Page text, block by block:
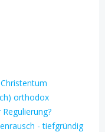
orthodox
- tiefgründig